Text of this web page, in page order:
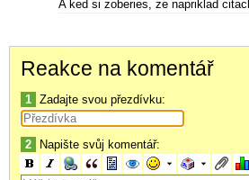
A ked si zoberies, ze napriklad
Reakce na komentář
1 Zadajte svou přezdívku:
2 Napište svůj komentář: